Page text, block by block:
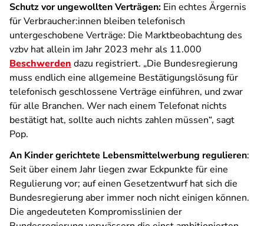
Schutz vor ungewollten Verträgen: Ein echtes Ärgernis
für Verbraucher:innen bleiben telefonisch
untergeschobene Verträge: Die Marktbeobachtung des
vzbv hat allein im Jahr 2023 mehr als 11.000
Beschwerden dazu registriert. „Die Bundesregierung
muss endlich eine allgemeine Bestätigungslösung für
telefonisch geschlossene Verträge einführen, und zwar
für alle Branchen. Wer nach einem Telefonat nichts
bestätigt hat, sollte auch nichts zahlen müssen“, sagt
Pop.
An Kinder gerichtete Lebensmittelwerbung regulieren:
Seit über einem Jahr liegen zwar Eckpunkte für eine
Regulierung vor; auf einen Gesetzentwurf hat sich die
Bundesregierung aber immer noch nicht einigen können.
Die angedeuteten Kompromisslinien der